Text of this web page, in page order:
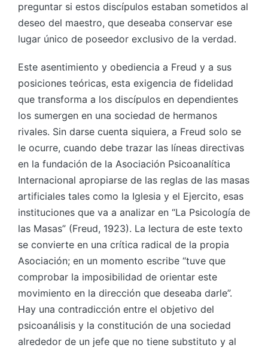
preguntar si estos discípulos estaban sometidos al
deseo del maestro, que deseaba conservar ese
lugar único de poseedor exclusivo de la verdad.
Este asentimiento y obediencia a Freud y a sus
posiciones teóricas, esta exigencia de fidelidad
que transforma a los discípulos en dependientes
los sumergen en una sociedad de hermanos
rivales. Sin darse cuenta siquiera, a Freud solo se
le ocurre, cuando debe trazar las líneas directivas
en la fundación de la Asociación Psicoanalítica
Internacional apropiarse de las reglas de las masas
artificiales tales como la Iglesia y el Ejercito, esas
instituciones que va a analizar en “La Psicología de
las Masas” (Freud, 1923). La lectura de este texto
se convierte en una crítica radical de la propia
Asociación; en un momento escribe “tuve que
comprobar la imposibilidad de orientar este
movimiento en la dirección que deseaba darle”.
Hay una contradicción entre el objetivo del
psicoanálisis y la constitución de una sociedad
alrededor de un jefe que no tiene substituto y al